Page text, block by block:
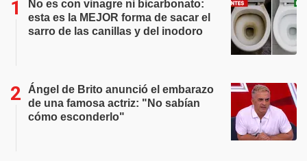
No es con vinagre ni bicarbonato:
esta es la MEJOR forma de sacar el
sarro de las canillas y del inodoro
Ángel de Brito anunció el embarazo
de una famosa actriz: "No sabían
cómo esconderlo"